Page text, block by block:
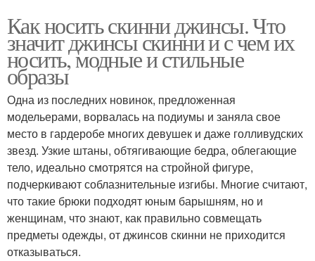
Как носить скинни джинсы. Что
значит джинсы скинни и с чем их
носить, модные и стильные
образы
Одна из последних новинок, предложенная
модельерами, ворвалась на подиумы и заняла свое
место в гардеробе многих девушек и даже голливудских
звезд. Узкие штаны, обтягивающие бедра, облегающие
тело, идеально смотрятся на стройной фигуре,
подчеркивают соблазнительные изгибы. Многие считают,
что такие брюки подходят юным барышням, но и
женщинам, что знают, как правильно совмещать
предметы одежды, от джинсов скинни не приходится
отказываться.